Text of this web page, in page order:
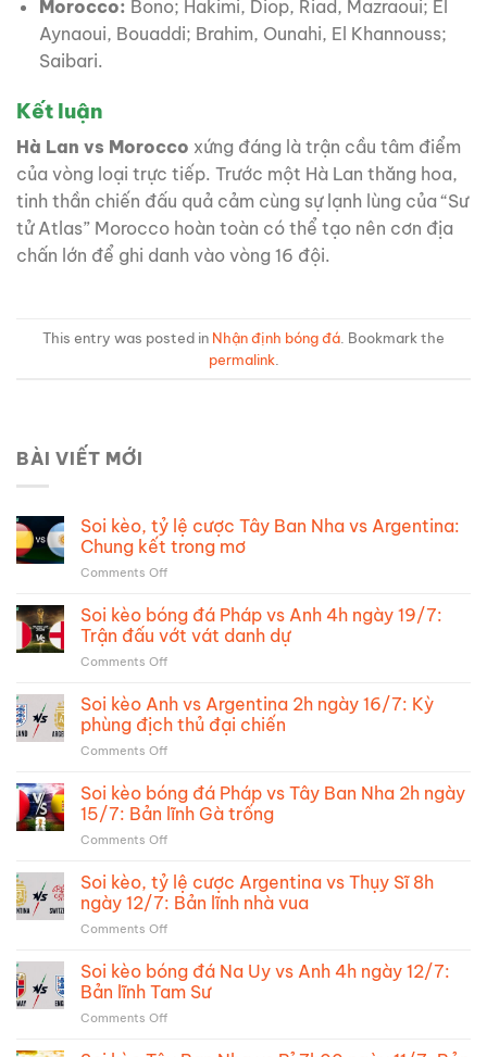
Morocco: Bono; Hakimi, Diop, Riad, Mazraoui; El
Aynaoui, Bouaddi; Brahim, Ounahi, El Khannouss;
Saibari.
Kết luận
Hà Lan vs Morocco xứng đáng là trận cầu tâm điểm
của vòng loại trực tiếp. Trước một Hà Lan thăng hoa,
tinh thần chiến đấu quả cảm cùng sự lạnh lùng của “Sư
tử Atlas” Morocco hoàn toàn có thể tạo nên cơn địa
chấn lớn để ghi danh vào vòng 16 đội.
This entry was posted in Nhận định bóng đá . Bookmark the
permalink.
BÀI VIẾT MỚI
Soi kèo, tỷ lệ cược Tây Ban Nha vs Argentina:
Chung kết trong mơ
Comments Offon
tỷ
lệ
cược
Ban
Nha
kết
trong
Soi kèo bóng đá Pháp vs Anh 4h ngày 19/7:
Trận đấu vớt vát danh dự
Comments Offon
kèo
bóng
đá
Pháp
Anh
4h
đấu
vớt
Soi kèo Anh vs Argentina 2h ngày 16/7: Kỳ
phùng địch thủ đại chiến
Comments Offon
Anh
vs
Argentina
ngày
16/7:
thủ
đại
Soi kèo bóng đá Pháp vs Tây Ban Nha 2h ngày
15/7: Bản lĩnh Gà trống
Comments Offon
kèo
bóng
đá
Pháp
Tây
Ban
Soi kèo, tỷ lệ cược Argentina vs Thụy Sĩ 8h
ngày 12/7: Bản lĩnh nhà vua
Comments Offon
tỷ
lệ
cược
Soi kèo bóng đá Na Uy vs Anh 4h ngày 12/7:
Bản lĩnh Tam Sư
Comments Offon
kèo